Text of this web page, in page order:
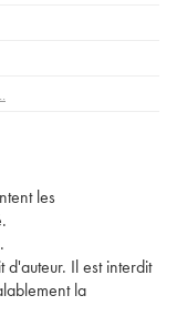
les
Il est interdit
la